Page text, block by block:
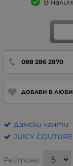
088 286 2870
ДОБАВИ В
Дамски чанти
JUICY COUTURE
Рейтинг: